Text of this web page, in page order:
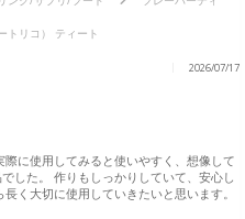
トリコ） ティート
2026/07/17
に使用してみると使いやすく、想像して
した。 作りもしっかりしていて、安心し
く大切に使用していきたいと思います。